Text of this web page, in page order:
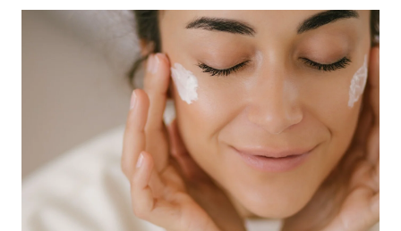
MODA & LJEPOTA